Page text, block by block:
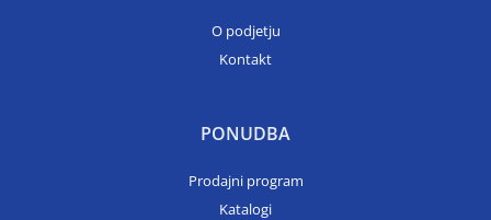
O podjetju
Kontakt
PONUDBA
Prodajni program
Katalogi